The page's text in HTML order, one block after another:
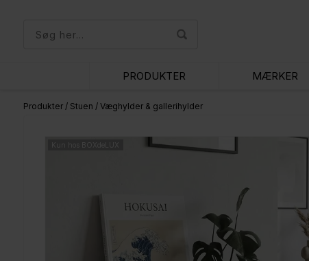
PRODUKTER MÆRKER
Produkter/ Stuen / Væghylder & gallerihylder
Kun hos BOXdeLUX